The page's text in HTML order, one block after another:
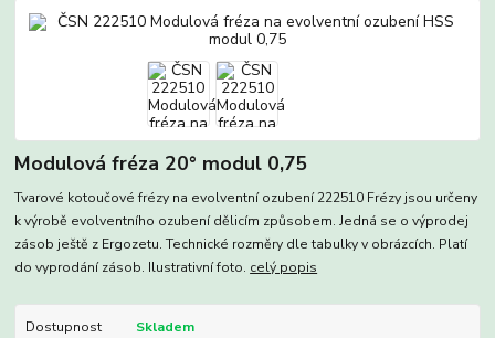
Modulová fréza 20° modul 0,75
Tvarové kotoučové frézy na evolventní ozubení 222510 Frézy jsou určeny
k výrobě evolventního ozubení dělicím způsobem. Jedná se o výprodej
zásob ještě z Ergozetu. Technické rozměry dle tabulky v obrázcích. Platí
do vyprodání zásob. Ilustrativní foto. celý popis
Dostupnost
Skladem